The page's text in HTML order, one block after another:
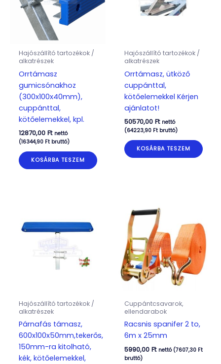
Hajószállító tartozékok /
alkatrészek
Orrtámasz
gumicsónakhoz
(300x100x40mm),
cuppánttal,
kötőelemekkel, kpl.
12870,00 Ft nettó
(16344,90 Ftbruttó)
KOSÁRBA TESZEM
Hajószállító tartozékok /
alkatrészek
Orrtámasz, ütköző
cuppánttal,
kötőelemekkel Kérjen
ajánlatot!
50570,00 Ft nettó
(64223,90 Ftbruttó)
KOSÁRBA TESZEM
Hajószállító tartozékok /
alkatrészek
Párnafás támasz,
600x100x50mm,tekerős,
150mm-ra kitolható,
kék, kötőelemekkel,
Cuppántcsavarok,
ellendarabok
Racsnis spanifer 2 to,
6m x 25mm
5990,00 Ft nettó (7607,30 Ft
bruttó)